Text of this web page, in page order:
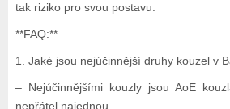
tak riziko pro svou postavu.
**FAQ:**
1. Jaké jsou nejúčinnější druhy kouzel v
– Nejúčinnějšími kouzly jsou AoE
nepřátel najednou.